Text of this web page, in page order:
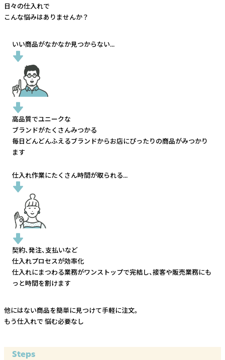
日々の仕入れで
こんな悩みはありませんか？
いい商品がなかなか見つからない...
高品質でユニークな
ブランドがたくさんみつかる
毎日どんどんふえるブランドからお店にぴったりの商品がみつかり
ます
仕入れ作業にたくさん時間が取られる...
契約、発注、支払いなど
仕入れプロセスが効率化
仕入れにまつわる業務がワンストップで完結し、接客や販売業務にも
っと時間を割けます
他にはない商品を簡単に見つけて手軽に注文。
もう仕入れで 悩む必要なし
Steps